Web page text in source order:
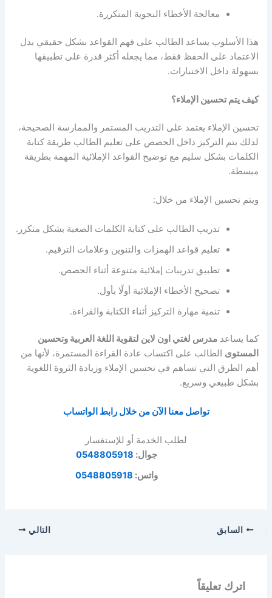
معالجة الأخطاء النحوية المتكررة.
هذا الأسلوب يساعد الطالب على فهم القواعد بشكل حقيقي بدل
الاعتماد على الحفظ فقط، مما يجعله أكثر قدرة على تطبيقها
بسهولة داخل الاختبارات.
كيف يتم تحسين الإملاء؟
تحسين الإملاء يعتمد على التدريب المستمر والممارسة الصحيحة،
لذلك يتم التركيز داخل الحصص على تعليم الطالب طريقة كتابة
الكلمات بشكل سليم مع توضيح القواعد الإملائية المهمة بطريقة
مبسطة.
ويتم تحسين الإملاء من خلال:
تدريب الطالب على كتابة الكلمات الصعبة بشكل متكرر.
تعليم قواعد الهمزات والتنوين وعلامات الترقيم.
تطبيق تدريبات إملائية متنوعة أثناء الحصص.
تصحيح الأخطاء الإملائية أولًا بأول.
تنمية مهارة التركيز أثناء الكتابة والقراءة.
كما يساعدمدرس لغتي اون لاين لتقوية اللغة العربية وتحسين
المستوى الطالب على اكتساب عادة القراءة المستمرة، لأنها من
أهم الطرق التي تساهم في تحسين الإملاء وزيادة الثروة اللغوية
بشكل طبيعي وسريع.
تواصل معنا الآن من خلال رابط الواتساب
لطلب الخدمة أو للإستفسار
جوال: 0548805918
واتس: 0548805918
السابق التالي
اترك تعليقاً